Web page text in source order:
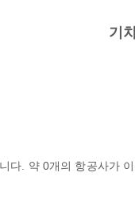
기
다. 약 0개의 항공사가